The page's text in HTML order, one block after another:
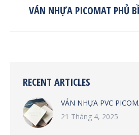
Next
VÁN NHỰA PICOMAT PHỦ
RECENT ARTICLES
VÁN NHỰA PVC
21 Tháng 4, 2025